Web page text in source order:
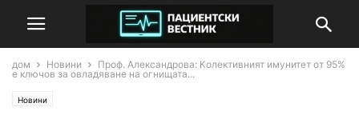
дом Новини
Проф. Александрова: Колективният имунитет от 95%
е ключов за овладяване на огнищата...
Новини